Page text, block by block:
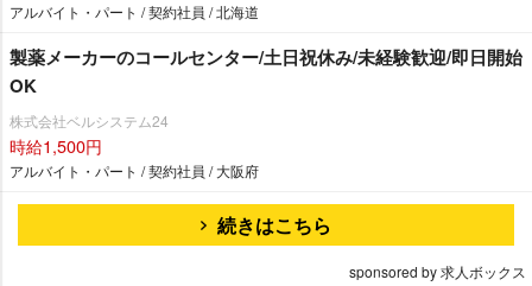
アルバイト・パート / 契約社員 / 北海道
製薬メーカーのコールセンター/土日祝休み/未経験歓迎/即日開始
OK
株式会社ベルシステム24
時給1,500円
アルバイト・パート / 契約社員 / 大阪府
続きはこちら
sponsored by 求人ボックス